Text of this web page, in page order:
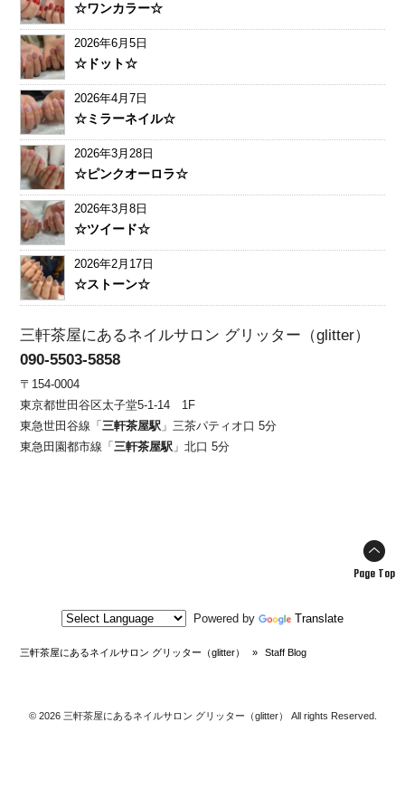
☆ワンカラー☆
2026年6月5日
☆ドット☆
2026年4月7日
☆ミラーネイル☆
2026年3月28日
☆ピンクオーロラ☆
2026年3月8日
☆ツイード☆
2026年2月17日
☆ストーン☆
三軒茶屋にあるネイルサロン グリッター（glitter）
090-5503-5858
〒154-0004
東京都世田谷区太子堂5-1-14 1F
東急世田谷線「 三軒茶屋駅」三茶パティオ口 5分
東急田園都市線「 三軒茶屋駅」北口 5分
Page Top
Powered by Translate
三軒茶屋にあるネイルサロン グリッター（glitter） » Staff Blog
© 2026 三軒茶屋にあるネイルサロン グリッター（glitter） All rights Reserved.